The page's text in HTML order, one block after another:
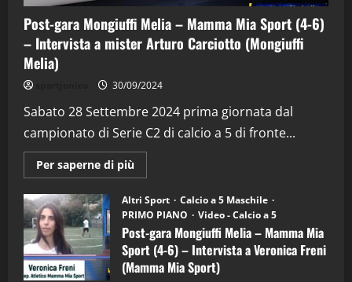
Post-gara Mongiuffi Melia – Mamma Mia Sport (4-6)
– Intervista a mister Arturo Carciotto (Mongiuffi
Melia)
30/09/2024
Sabato 28 Settembre 2024 prima giornata dal
campionato di Serie C2 di calcio a 5 di fronte...
Per saperne di più
informazioni
Post-
gara
Mongiuffi
Melia
–
Mamma
Mia
Sport
Altri Sport
Calcio a 5 Maschile
PRIMO PIANO
Video - Calcio a 5
Post-gara Mongiuffi Melia – Mamma Mia
Sport (4-6) – Intervista a Veronica Freni
(Mamma Mia Sport)
2
“SportEmpire” in Podcast: 29^ Puntata
(Martedi 28 Aprile 2026)
28/04/2026
3
"SportEmpire" in Podcast
“SportEmpire” in Podcast: 28^ Puntata
(Martedi 21 Aprile 2026)
21/04/2026